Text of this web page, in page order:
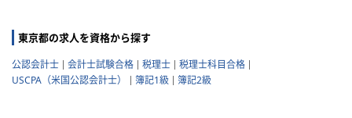
東京都の求人を資格から探す
公認会計士 会計士試験合格 税理士
税理士科目合格
USCPA（米国公認会計士）
簿記1級 簿記2級